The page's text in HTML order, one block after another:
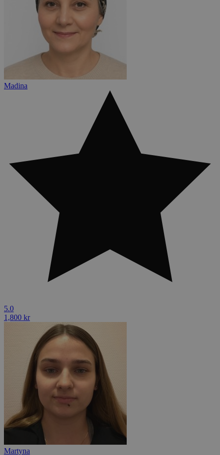
Madina
5.0
1,800 kr
Martyna